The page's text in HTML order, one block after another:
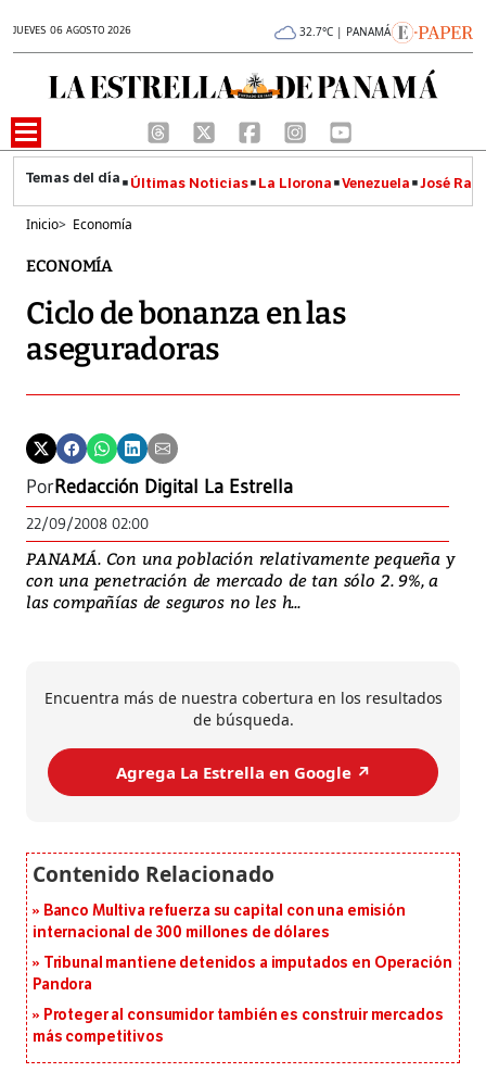
JUEVES 06 AGOSTO 2026 32.7°C | PANAMÁ
Últimas Noticias La Llorona Venezuela José
Inicio> Economía
ECONOMÍA
Ciclo de bonanza en las
aseguradoras
PorRedacción Digital La Estrella
22/09/2008 02:00
PANAMÁ. Con una población relativamente pequeña y
con una penetración de mercado de tan sólo 2. 9%, a
las compañías de seguros no les h...
Encuentra más de nuestra cobertura en los resultados
de búsqueda.
Agrega La Estrella en Google ↗️
Banco Multiva refuerza su capital con una emisión
internacional de 300 millones de dólares
Tribunal mantiene detenidos a imputados en Operación
Pandora
Proteger al consumidor también es construir mercados
más competitivos